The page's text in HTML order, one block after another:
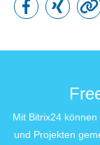
Mit Bitrix24
und Projekten